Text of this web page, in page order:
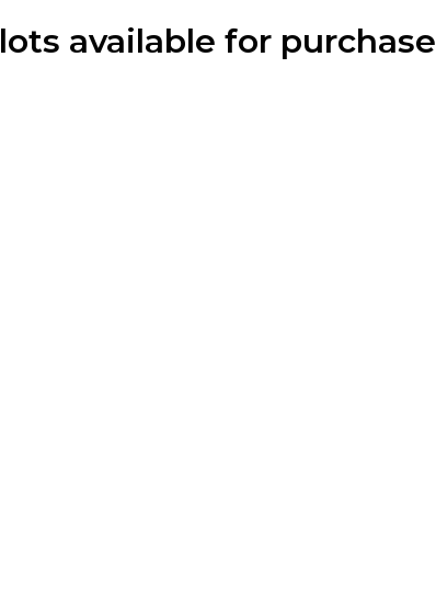
available for purchase